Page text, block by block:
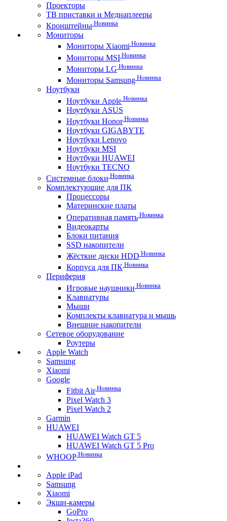
Проекторы
ТВ приставки и Медиаплееры
Кронштейны Новинка
Мониторы
Мониторы Xiaomi Новинка
Мониторы MSI Новинка
Мониторы LG Новинка
Мониторы Samsung Новинка
Ноутбуки
Ноутбуки Apple Новинка
Ноутбуки ASUS
Ноутбуки HonorНовинка
Ноутбуки GIGABYTE
Ноутбуки Lenovo
Ноутбуки MSI
Ноутбуки HUAWEI
Ноутбуки TECNO
Системные блоки Новинка
Комплектующие для ПК
Процессоры
Материнские платы
Оперативная память Новинка
Видеокарты
Блоки питания
SSD накопители
Жёсткие диски HDD Новинка
Корпуса для ПК Новинка
Периферия
Игровые наушники Новинка
Клавиатуры
Мыши
Комплекты клавиатура и мышь
Внешние накопители
Сетевое оборудование
Роутеры
Apple Watch
Samsung
Xiaomi
Google
Fitbit AirНовинка
Pixel Watch 3
Pixel Watch 2
Garmin
HUAWEI
HUAWEI Watch GT 5
HUAWEI Watch GT 5 Pro
WHOOP Новинка
Apple iPad
Samsung
Xiaomi
Экшн-камеры
GoPro